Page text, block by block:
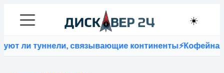
☀️
ли туннели, связывающие континенты⚡Кофейная